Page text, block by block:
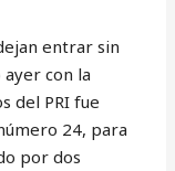
entrar sin
con la
del PRI fue
24, para
por dos